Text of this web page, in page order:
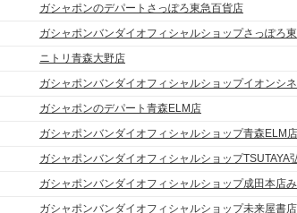
ガシャポンのデパートさっぽろ東急百貨店
ガシャポンバンダイオフィシャルショップさっぽろ
ニトリ青森大野店
ガシャポンバンダイオフィシャルショップイオンシ
ガシャポンのデパート青森ELM店
ガシャポンバンダイオフィシャルショップ青森ELM店
ガシャポンバンダイオフィシャルショップTSUTAYA
ガシャポンバンダイオフィシャルショップ成田本店
ガシャポンバンダイオフィシャルショップ未来屋書